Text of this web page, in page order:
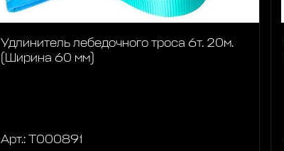
Удлинитель лебедочного троса 6т. 20м.
(Ширина 60 мм)
Арт.: T000891